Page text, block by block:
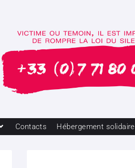
Contacts Hébergement solidaire